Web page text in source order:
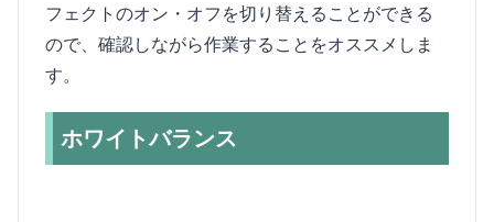
フェクトのオン・オフを切り替えることができる
ので、確認しながら作業することをオススメしま
す。
ホワイトバランス